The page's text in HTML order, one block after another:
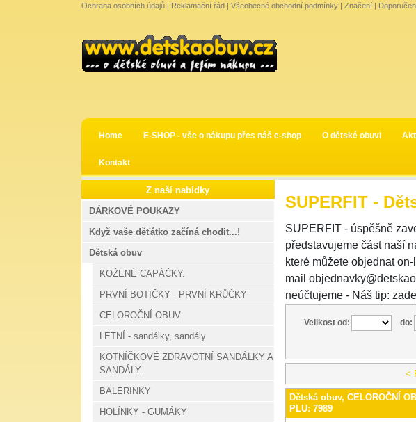
Ochrana osobních údajů | Reklamační řád | Všeobecné obchodní podmínky | Značení |
Home E-SHOP - vše o nákupu přes náš e-shop O dětské obuvi
Kontakt
SUPERFIT -
SUPERFIT - úspěšně
představujeme část naší
které můžete objednat
mail
neúčtujeme - Náš tip:
Velikost od: do:
<
Dětská obuv, CELOROČNÍ
PLU: 7989
Z naší nabídky
DÁRKOVÉ POUKAZY
Když vaše děťátko začíná chodit...!
Dětská obuv
KOŽENÉ CAPÁČKY.
PRVNÍ BOTIČKY - PRVNÍ KRŮČKY
CELOROČNÍ OBUV
LETNÍ - sandálky, sandály
KOTNÍČKOVÉ ZDRAVOTNÍ SANDÁLKY A
SANDÁLY.
BALERINKY
HOLÍNKY - GUMÁKY